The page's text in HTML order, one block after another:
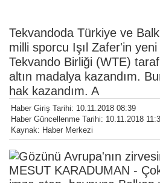
Tekvandoda Türkiye ve
milli sporcu Işıl Zafer'in
Tekvando Birliği (WTE)
altın madalya kazandım.
hak kazandım. A
Haber Giriş Tarihi: 10.11.2018 08:39
Haber Güncellenme Tarihi: 10.11.2018
Kaynak: Haber Merkezi
MESUT KARADUMAN -